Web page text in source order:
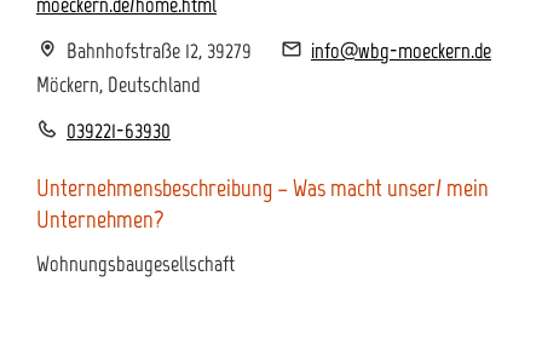
Bahnhofstraße 12, 39279
Möckern, Deutschland
info@wbg-moeckern.de
039221-63930
Unternehmensbeschreibung – Was macht unser/ mein
Unternehmen?
Wohnungsbaugesellschaft